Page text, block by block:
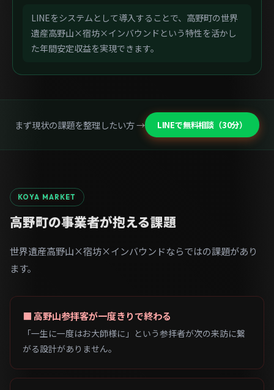
LINEをシステムとして導入することで、高野町の世界
遺産高野山×宿坊×インバウンドという特性を活かし
た年間安定収益を実現できます。
まず現状の課題を整理したい方 → LINEで無料相談（30分）
KOYA MARKET
高野町の事業者が抱える課題
世界遺産高野山×宿坊×インバウンドならではの課題があり
ます。
■ 高野山参拝客が一度きりで終わる
「一生に一度はお大師様に」という参拝者が次の来訪に繋
がる設計がありません。